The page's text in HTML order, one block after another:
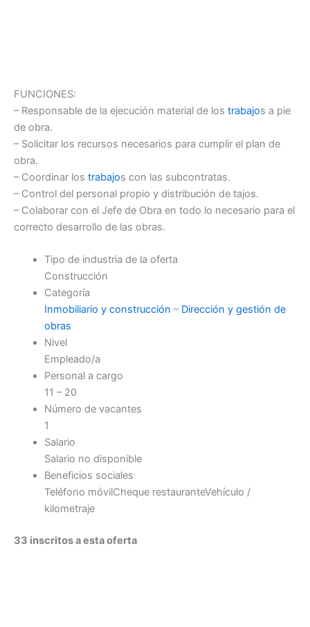
FUNCIONES:
– Responsable de la ejecución material de los trabajos a pie
de obra.
– Solicitar los recursos necesarios para cumplir el plan de
obra.
– Coordinar los trabajos con las subcontratas.
– Control del personal propio y distribución de tajos.
– Colaborar con el Jefe de Obra en todo lo necesario para el
correcto desarrollo de las obras.
Tipo de industria de la oferta
Construcción
Categoría
Inmobiliario y construcción – Dirección y gestión de
obras
Nivel
Empleado/a
Personal a cargo
11 – 20
Número de vacantes
1
Salario
Salario no disponible
Beneficios sociales
Teléfono móvilCheque restauranteVehículo /
kilometraje
33 inscritos a esta oferta